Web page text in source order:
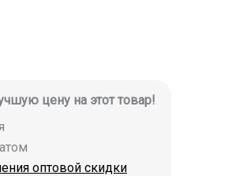
цену на этот товар!
оптовой скидки